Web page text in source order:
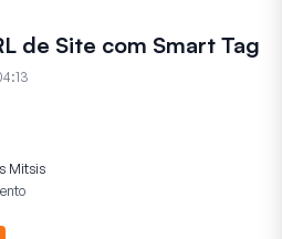
de Site com Smart Tag
Mitsis